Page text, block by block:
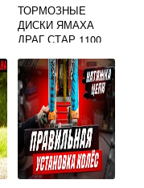
ТОРМОЗНЫЕ
ДИСКИ ЯМАХА
ДРАГ СТАР 1100